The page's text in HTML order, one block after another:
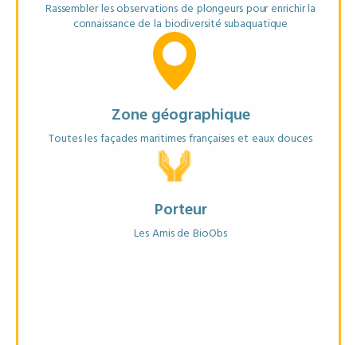
Rassembler les observations de plongeurs pour enrichir la
connaissance de la biodiversité subaquatique
Zone géographique
Toutes les façades maritimes françaises et eaux douces
Porteur
Les Amis de BioObs
Matériel recommandé
Appareil photo (optionnel)
EN SAVOIR PLUS
FICHE ANNUAIRE